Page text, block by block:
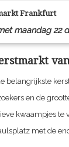
Frankfurt
maandag 22
belangrijkste
en de
kwaampjes te
met de